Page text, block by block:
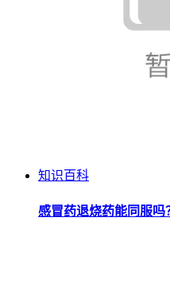
知识百科
感冒药退烧药能同服